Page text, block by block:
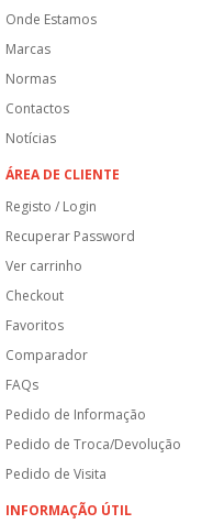
Onde Estamos
Marcas
Normas
Contactos
Notícias
ÁREA DE CLIENTE
Registo / Login
Recuperar Password
Ver carrinho
Checkout
Favoritos
Comparador
FAQs
Pedido de Informação
Pedido de Troca/Devolução
Pedido de Visita
INFORMAÇÃO ÚTIL